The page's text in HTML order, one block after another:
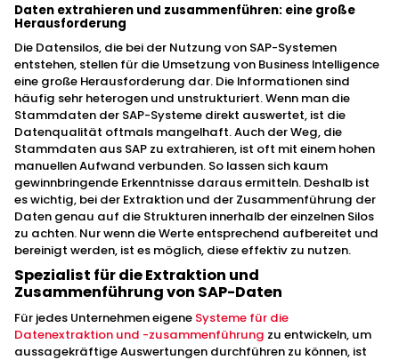
Daten extrahieren und zusammenführen: eine große
Herausforderung
Die Datensilos, die bei der Nutzung von SAP-Systemen
entstehen, stellen für die Umsetzung von Business Intelligence
eine große Herausforderung dar. Die Informationen sind
häufig sehr heterogen und unstrukturiert. Wenn man die
Stammdaten der SAP-Systeme direkt auswertet, ist die
Datenqualität oftmals mangelhaft. Auch der Weg, die
Stammdaten aus SAP zu extrahieren, ist oft mit einem hohen
manuellen Aufwand verbunden. So lassen sich kaum
gewinnbringende Erkenntnisse daraus ermitteln. Deshalb ist
es wichtig, bei der Extraktion und der Zusammenführung der
Daten genau auf die Strukturen innerhalb der einzelnen Silos
zu achten. Nur wenn die Werte entsprechend aufbereitet und
bereinigt werden, ist es möglich, diese effektiv zu nutzen.
Spezialist für die Extraktion und
Zusammenführung von SAP-Daten
Für jedes Unternehmen eigene Systeme für die
Datenextraktion und -zusammenführung zu entwickeln, um
aussagekräftige Auswertungen durchführen zu können, ist